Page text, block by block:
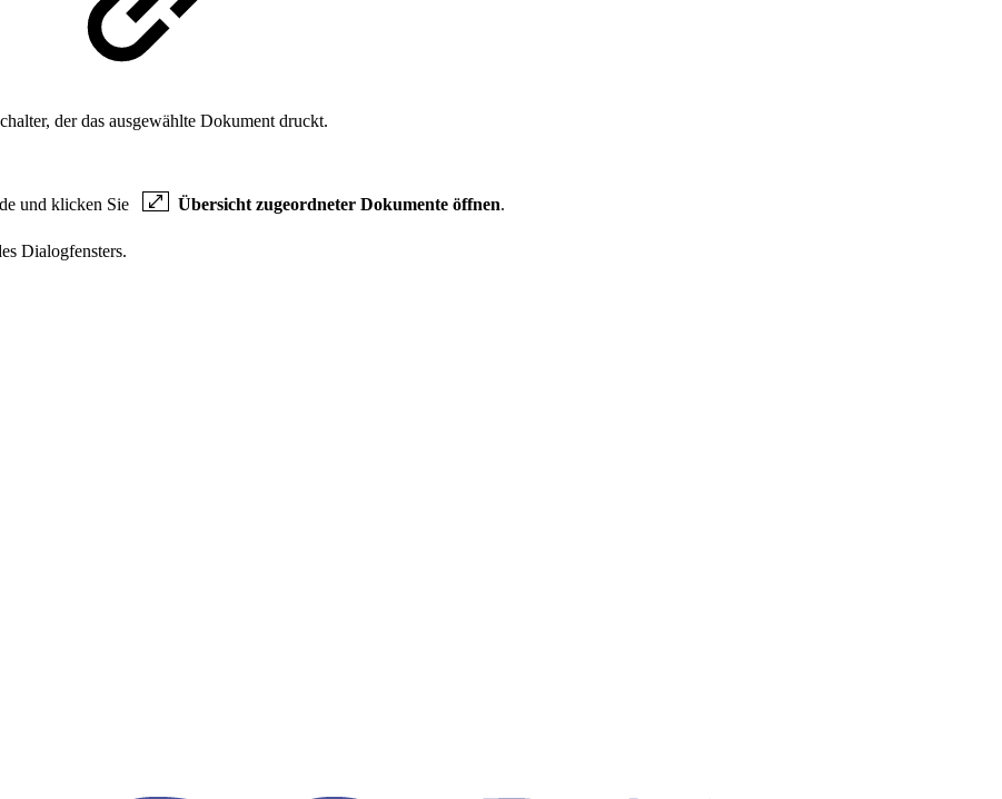
der das ausgewählte Dokument druckt.
und klicken Sie Übersicht zugeordneter Dokumente öffnen.
Dialogfensters.